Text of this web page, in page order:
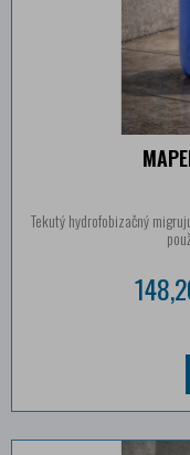
Tekutý hydrofobizačný